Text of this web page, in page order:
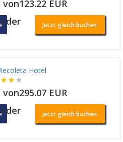
EUR
oder Jetzt gleich buchen
Hotel
EUR
oder Jetzt gleich buchen